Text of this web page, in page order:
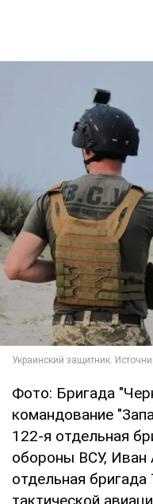
Фото: Бригада
командование
122-я отдельная
обороны ВСУ, Иван
отдельная